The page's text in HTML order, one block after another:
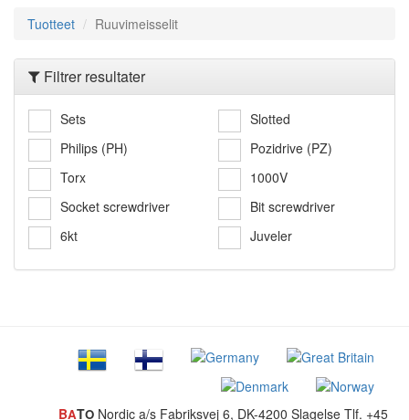
Tuotteet
Ruuvimeisselit
Filtrer resultater
Sets
Slotted
Philips (PH)
Pozidrive (PZ)
Torx
1000V
Socket screwdriver
Bit screwdriver
6kt
Juveler
BATONordic a/s Fabriksvej 6, DK-4200 Slagelse Tlf. +45